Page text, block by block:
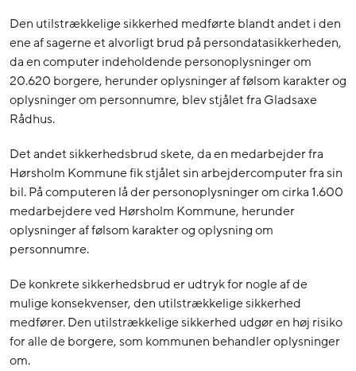
Den utilstrækkelige sikkerhed medførte blandt andet i den
ene af sagerne et alvorligt brud på persondatasikkerheden,
da en computer indeholdende personoplysninger om
20.620 borgere, herunder oplysninger af følsom karakter og
oplysninger om personnumre, blev stjålet fra Gladsaxe
Rådhus.
Det andet sikkerhedsbrud skete, da en medarbejder fra
Hørsholm Kommune fik stjålet sin arbejdercomputer fra sin
bil. På computeren lå der personoplysninger om cirka 1.600
medarbejdere ved Hørsholm Kommune, herunder
oplysninger af følsom karakter og oplysning om
personnumre.
De konkrete sikkerhedsbrud er udtryk for nogle af de
mulige konsekvenser, den utilstrækkelige sikkerhed
medfører. Den utilstrækkelige sikkerhed udgør en høj risiko
for alle de borgere, som kommunen behandler oplysninger
om.